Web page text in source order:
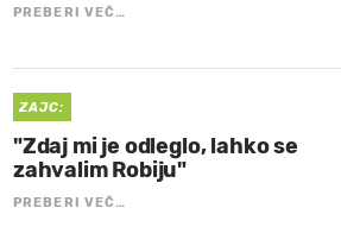
PREBERI VEČ…
ZAJC:
"Zdaj mi je odleglo, lahko se
zahvalim Robiju"
PREBERI VEČ…